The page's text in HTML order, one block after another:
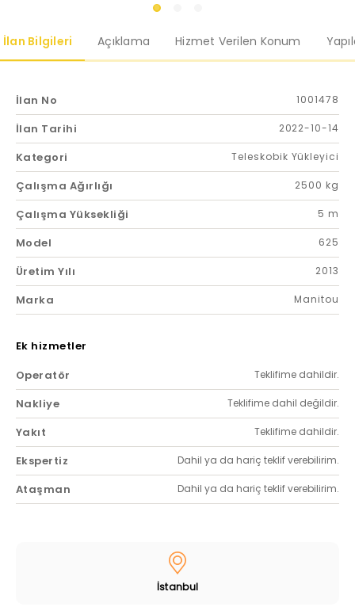
İlan Bilgileri Açıklama Hizmet Verilen Konum
İlan No 1001478
İlan Tarihi 2022-10-14
Kategori Teleskobik Yükleyici
Çalışma Ağırlığı 2500 kg
Çalışma Yüksekliği 5 m
Model 625
Üretim Yılı 2013
Marka Manitou
Ek hizmetler
Operatör
Teklifime dahildir.
Nakliye Teklifime dahil değildir.
Yakıt Teklifime dahildir.
Ekspertiz Dahil ya da hariç teklif verebilirim.
Ataşman Dahil ya da hariç teklif verebilirim.
İstanbul